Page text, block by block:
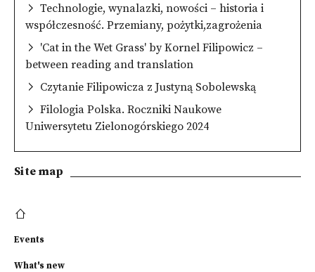
Technologie, wynalazki, nowości – historia i
współczesność. Przemiany, pożytki,zagrożenia
'Cat in the Wet Grass' by Kornel Filipowicz –
between reading and translation
Czytanie Filipowicza z Justyną Sobolewską
Filologia Polska. Roczniki Naukowe
Uniwersytetu Zielonogórskiego 2024
Site map
Events
What's new